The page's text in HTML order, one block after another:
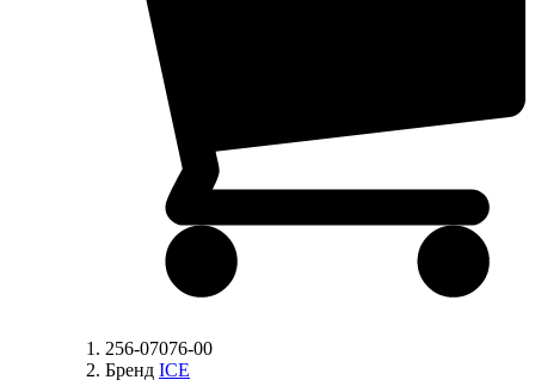
256-07076-00
Бренд ICE